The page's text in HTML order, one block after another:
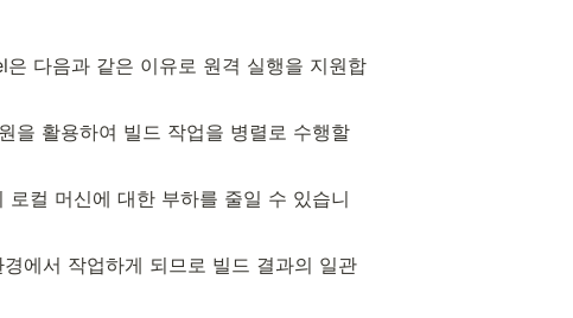
다음과 같은 이유로 원격 실행을 지원합
을 활용하여 빌드 작업을 병렬로 수행할
컬 머신에 대한 부하를 줄일 수 있습니
에서 작업하게 되므로 빌드 결과의 일관